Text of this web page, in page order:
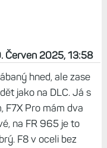
Červen 2025, 13:58
hned, ale zase
jako na DLC. Já s
F7X Pro mám dva
na FR 965 je to
F8 v oceli bez